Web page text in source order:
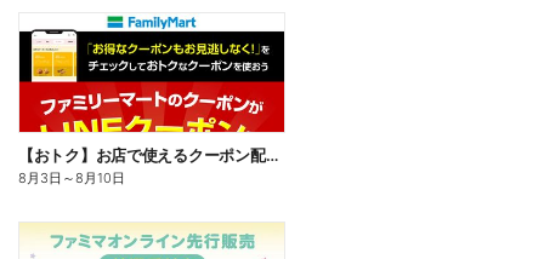
【おトク】お店で使えるクーポン配信中
8月3日 ～8月10日